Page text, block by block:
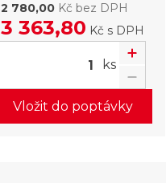
2 780,00 Kč bez DPH
3 363,80 Kč s DPH
ks
Vložit do poptávky